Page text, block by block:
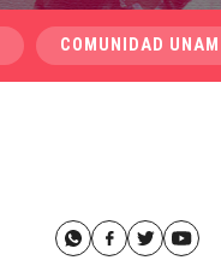
COMUNIDAD UNAM